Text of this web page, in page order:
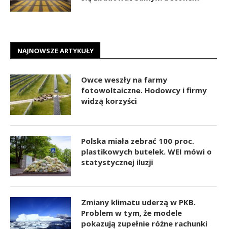
NAJNOWSZE ARTYKUŁY
Owce weszły na farmy
fotowoltaiczne. Hodowcy i firmy
widzą korzyści
Polska miała zebrać 100 proc.
plastikowych butelek. WEI mówi o
statystycznej iluzji
Zmiany klimatu uderzą w PKB.
Problem w tym, że modele
pokazują zupełnie różne rachunki